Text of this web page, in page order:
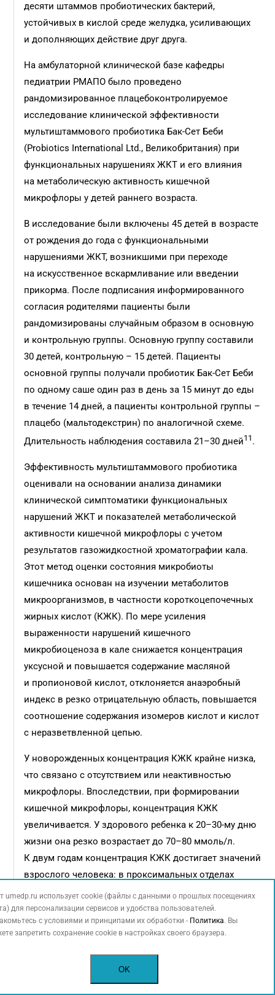
десяти штаммов пробиотических бактерий,
устойчивых в кислой среде желудка, усиливающих
и дополняющих действие друг друга.
На амбулаторной клинической базе кафедры
педиатрии РМАПО было проведено
рандомизированное плацебоконтролируемое
исследование клинической эффективности
мультиштаммового пробиотика Бак-Сет Беби
(Probiotics International Ltd., Великобритания) при
функциональных нарушениях ЖКТ и его влияния
на метаболическую активность кишечной
микрофлоры у детей раннего возраста.
В исследование были включены 45 детей в возрасте
от рождения до года с функциональными
нарушениями ЖКТ, возникшими при переходе
на искусственное вскармливание или введении
прикорма. После подписания информированного
согласия родителями пациенты были
рандомизированы случайным образом в основную
и контрольную группы. Основную группу составили
30 детей, контрольную – 15 детей. Пациенты
основной группы получали пробиотик Бак-Сет Беби
по одному саше один раз в день за 15 минут до еды
в течение 14 дней, а пациенты контрольной группы –
плацебо (мальтодекстрин) по аналогичной схеме.
Длительность наблюдения составила 21–30 дней11 .
Эффективность мультиштаммового пробиотика
оценивали на основании анализа динамики
клинической симптоматики функциональных
нарушений ЖКТ и показателей метаболической
активности кишечной микрофлоры с учетом
результатов газожидкостной хроматографии кала.
Этот метод оценки состояния микробиоты
кишечника основан на изучении метаболитов
микроорганизмов, в частности короткоцепочечных
жирных кислот (КЖК). По мере усиления
выраженности нарушений кишечного
микробиоценоза в кале снижается концентрация
уксусной и повышается содержание масляной
и пропионовой кислот, отклоняется анаэробный
индекс в резко отрицательную область, повышается
соотношение содержания изомеров кислот и кислот
с неразветвленной цепью.
У новорожденных концентрация КЖК крайне низка,
что связано с отсутствием или неактивностью
микрофлоры. Впоследствии, при формировании
кишечной микрофлоры, концентрация КЖК
увеличивается. У здорового ребенка к 20–30-му дню
жизни она резко возрастает до 70–80 ммоль/л.
К двум годам концентрация КЖК достигает значений
взрослого человека: в проксимальных отделах
толстой кишки – 70–140 ммоль/л, в дистальных –
20–70 ммоль/л.
Результаты исследования показали хорошую
пробиотика Бак-Сет Беби в купировании
функциональных нарушений ЖКТ у детей раннего
umedp.ru использует cookie (файлы с данными о прошлых посещениях
для персонализации сервисов и удобства пользователей.
с условиями и принципами их обработки - Политика. Вы
запретить сохранение cookie в настройках своего браузера.
OK